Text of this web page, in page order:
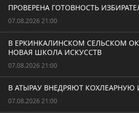
ПРОВЕРЕНА ГОТОВНОСТЬ
07.08.2026 21:00
В ЕРКИНКАЛИНСКОМ СЕЛЬСКОМ
НОВАЯ ШКОЛА ИСКУССТВ
07.08.2026 21:00
В АТЫРАУ ВНЕДРЯЮТ
07.08.2026 21:00